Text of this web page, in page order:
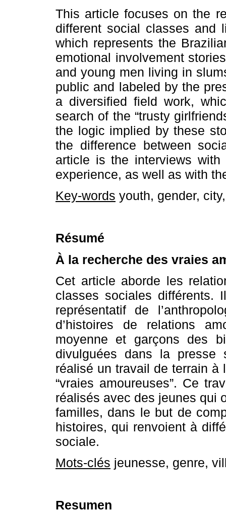
This article focuses on the
different social classes and
which represents the
emotional involvement
and young men living in
public and labeled by the
a diversified field work,
search of the “trusty
the logic implied by these
the difference between
article is the interviews
experience, as well as with
Key-words youth, gender,
Résumé
À la recherche des vraies
Cet article aborde les
classes sociales différents.
représentatif de
d’histoires de relations
moyenne et garçons des
divulguées dans la presse
réalisé un travail de terrain
“vraies amoureuses”. Ce
réalisés avec des jeunes qui
familles, dans le but de
histoires, qui renvoient à
sociale.
Mots-clés jeunesse, genre,
Resumen